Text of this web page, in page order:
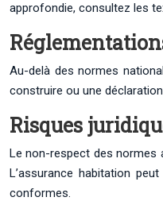
approfondie, consultez les
Au-delà des normes
construire ou une
Risques
Le non-respect des normes
L’assurance habitation
conformes.